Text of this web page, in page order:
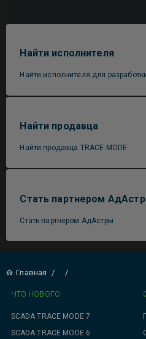
Найти исполнителя
Найти исполнителя для
Найти продавца
Найти продавца TRACE MODE
Стать партнером
Стать партнером АдАстры
Главная / /
ЧТО НОВОГО
SCADA TRACE MODE 7
SCADA TRACE MODE 6